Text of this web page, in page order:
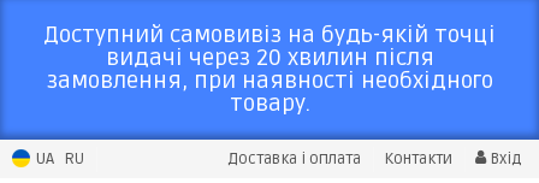
Доступний самовивіз на будь-якій точці
видачі через 20 хвилин після
замовлення, при наявності необхідного
товару.
UA RU Доставка і оплата Контакти Вхід